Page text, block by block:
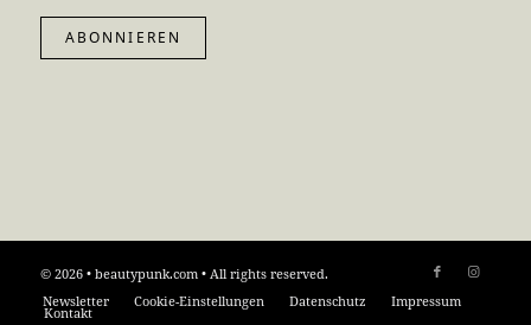
ABONNIEREN
© 2026 • beautypunk.com • All rights reserved.
Newsletter
Cookie-Einstellungen Datenschutz Impressum
Kontakt